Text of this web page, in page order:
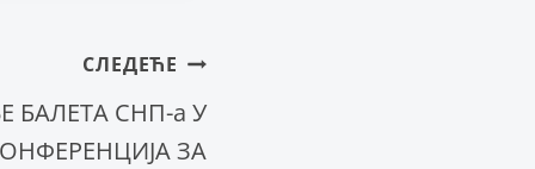
СЛЕДЕЋЕ
БАЛЕТА СНП-а У
ЗА